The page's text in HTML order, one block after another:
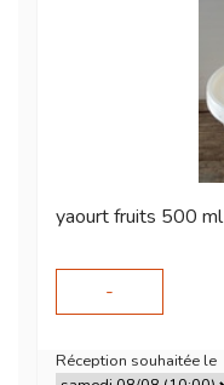
yaourt fruits 500 ml
-
Réception souhaitée le